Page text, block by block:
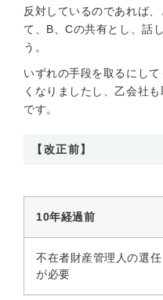
反対しているのであれば
て、B、Cの共有とし、話
う。
いずれの手段を取るにし
くなりましたし、乙会社
です。
【改正前】
10年経過前
不在者財産管理人の選任
が必要